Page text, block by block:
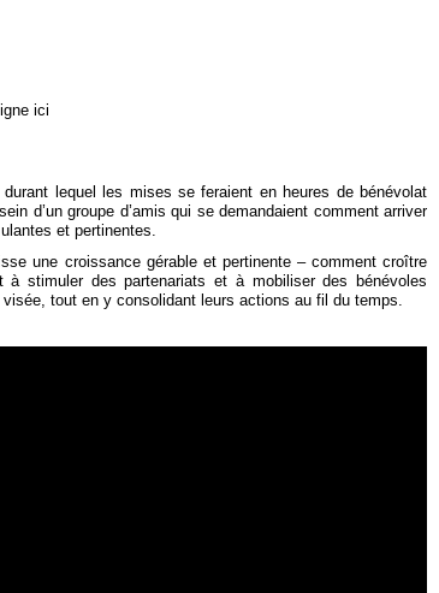
ici
durant lequel les mises se feraient en heures de bénévolat
d’un groupe d’amis qui se demandaient comment arriver
et pertinentes.
une croissance gérable et pertinente – comment croître
stimuler des partenariats et à mobiliser des bénévoles
tout en y consolidant leurs actions au fil du temps.